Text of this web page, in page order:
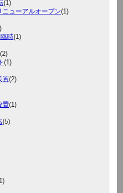
(1)
ニューアルオープン(1)
時(1)
(2)
(1)
置(2)
置(1)
(5)